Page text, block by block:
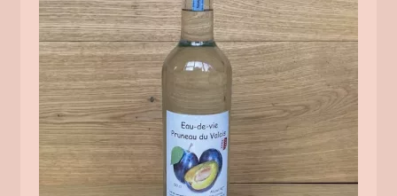
options
peuvent
être
choisies
sur
la
page
du
produit